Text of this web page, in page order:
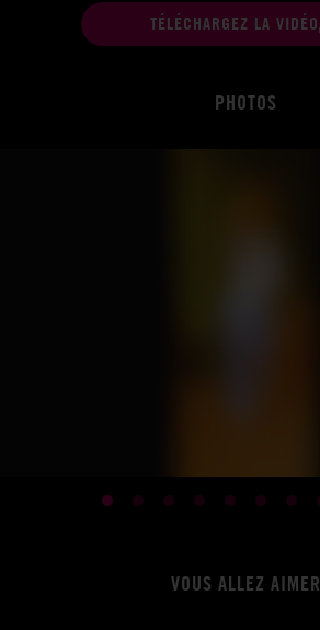
TÉLÉCHARGEZ LA VIDÉO
PHOTOS
VOUS ALLEZ AIMER